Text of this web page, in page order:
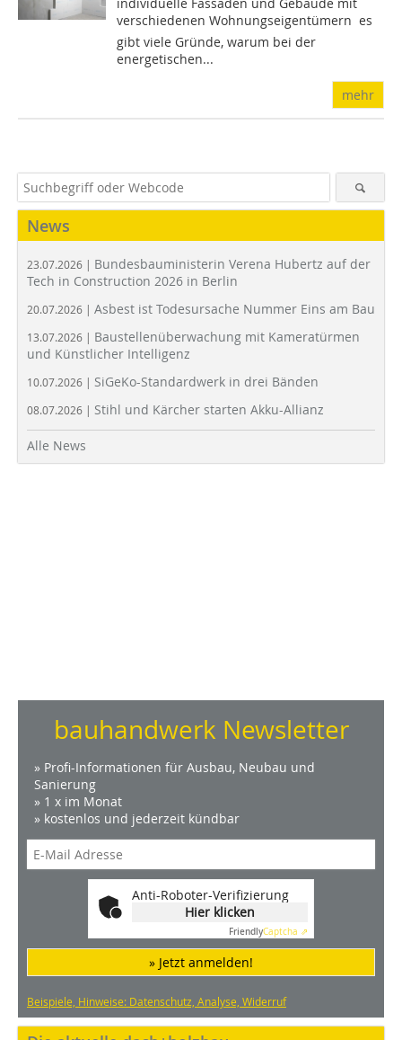
individuelle Fassaden und Gebäude mit
verschiedenen Wohnungseigentümern  es
gibt viele Gründe, warum bei der
energetischen...
mehr
News
23.07.2026 | Bundesbauministerin Verena Hubertz auf der
Tech in Construction 2026 in Berlin
20.07.2026 | Asbest ist Todesursache Nummer Eins am Bau
13.07.2026 | Baustellenüberwachung mit Kameratürmen
und Künstlicher Intelligenz
10.07.2026 | SiGeKo-Standardwerk in drei Bänden
08.07.2026 | Stihl und Kärcher starten Akku-Allianz
Alle News
bauhandwerk Newsletter
» Profi-Informationen für Ausbau, Neubau und
Sanierung
» 1 x im Monat
» kostenlos und jederzeit kündbar
Anti-Roboter-Verifizierung
Hier klicken
FriendlyCaptcha ⇗
» Jetzt anmelden!
Beispiele, Hinweise: Datenschutz, Analyse, Widerruf